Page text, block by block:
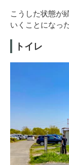
こうした状態が
いくことになっ
トイレ